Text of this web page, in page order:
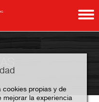
cookies propias y de
mejorar la experiencia